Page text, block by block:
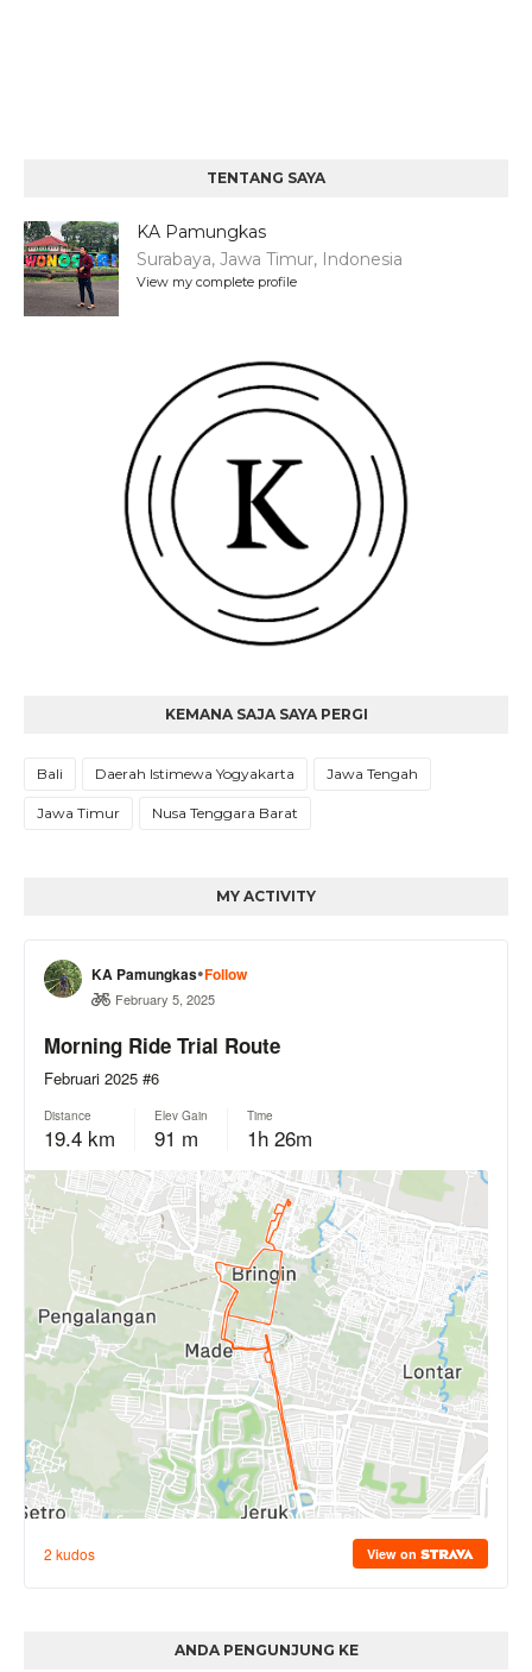
TENTANG SAYA
KA Pamungkas
Surabaya, Jawa Timur, Indonesia
View my complete profile
KEMANA SAJA SAYA PERGI
Bali Daerah Istimewa Yogyakarta Jawa Tengah
Jawa Timur Nusa Tenggara Barat
MY ACTIVITY
ANDA PENGUNJUNG KE